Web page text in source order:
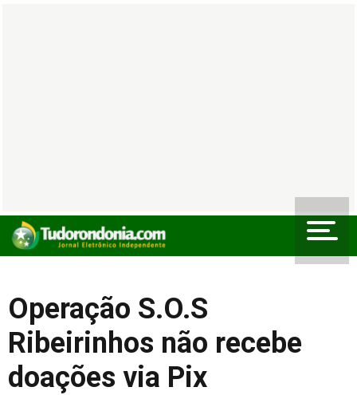
Operação S.O.S
Ribeirinhos não recebe
doações via Pix